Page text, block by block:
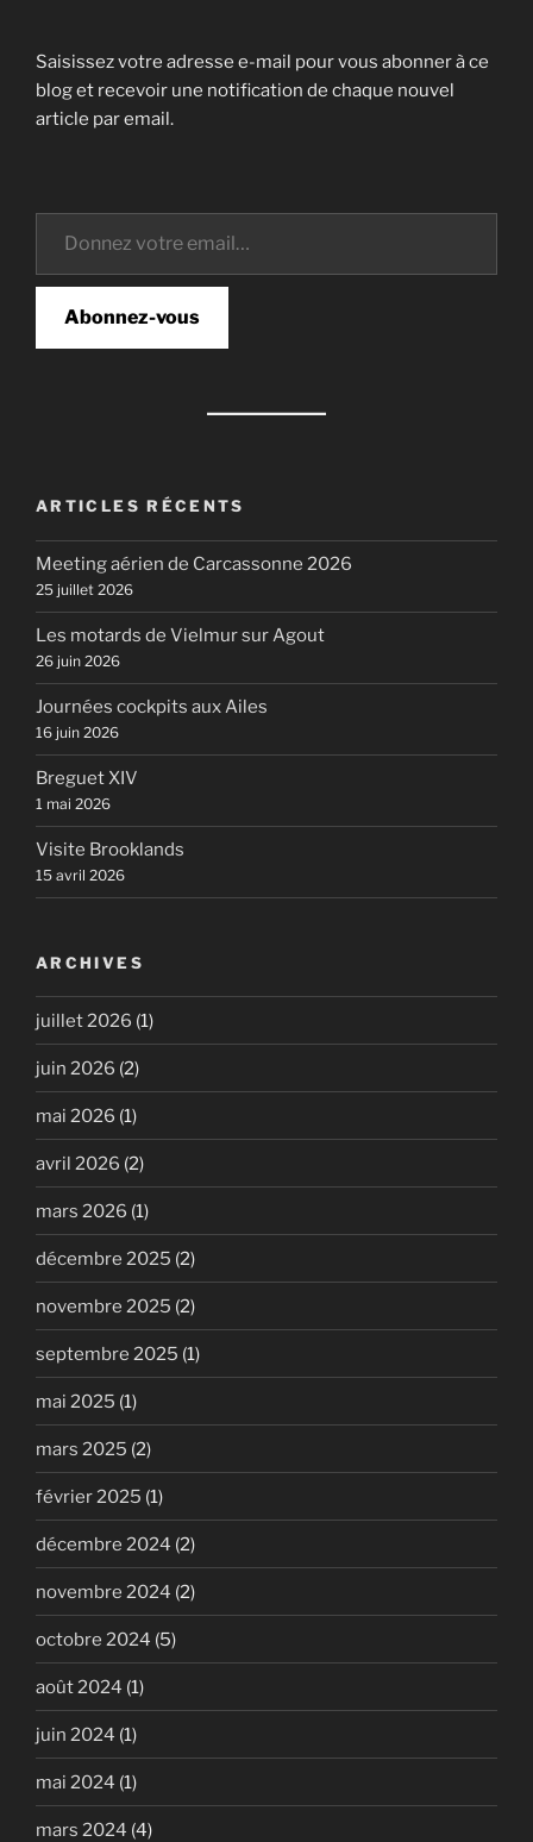
Saisissez votre adresse e-mail pour vous abonner à ce
blog et recevoir une notification de chaque nouvel
article par email.
Donnez votre email…
Abonnez-vous
ARTICLES RÉCENTS
Meeting aérien de Carcassonne 2026
25 juillet 2026
Les motards de Vielmur sur Agout
26 juin 2026
Journées cockpits aux Ailes
16 juin 2026
Breguet XIV
1 mai 2026
Visite Brooklands
15 avril 2026
ARCHIVES
juillet 2026 (1)
juin 2026 (2)
mai 2026 (1)
avril 2026 (2)
mars 2026 (1)
décembre 2025 (2)
novembre 2025 (2)
septembre 2025 (1)
mai 2025 (1)
mars 2025 (2)
février 2025 (1)
décembre 2024 (2)
novembre 2024 (2)
octobre 2024 (5)
août 2024 (1)
juin 2024 (1)
mai 2024 (1)
mars 2024 (4)